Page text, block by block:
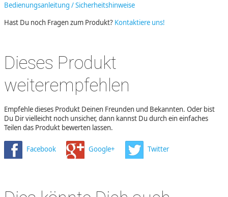
Bedienungsanleitung / Sicherheitshinweise
Hast Du noch Fragen zum Produkt? Kontaktiere uns!
Dieses Produkt
weiterempfehlen
Empfehle dieses Produkt Deinen Freunden und Bekannten. Oder bist
Du Dir vielleicht noch unsicher, dann kannst Du durch ein einfaches
Teilen das Produkt bewerten lassen.
Facebook Google+ Twitter